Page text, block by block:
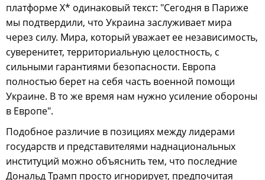
платформе Х* одинаковый текст: "Сегодня в Париже
мы подтвердили, что Украина заслуживает мира
через силу. Мира, который уважает ее независимость,
суверенитет, территориальную целостность, с
сильными гарантиями безопасности. Европа
полностью берет на себя часть военной помощи
Украине. В то же время нам нужно усиление обороны
в Европе".
Подобное различие в позициях между лидерами
государств и представителями наднациональных
институций можно объяснить тем, что последние
Дональд Трамп просто игнорирует, предпочитая